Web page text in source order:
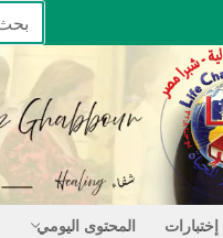
البحث
عن:
إختبارات
المحتوى اليومي